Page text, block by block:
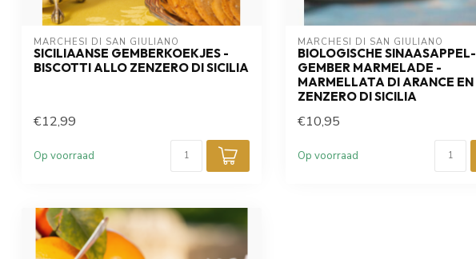
MARCHESI DI SAN GIULIANO
SICILIAANSE GEMBERKOEKJES -
BISCOTTI ALLO ZENZERO DI SICILIA
€12,99
Op voorraad
MARCHESI DI SAN GIULIANO
BIOLOGISCHE SINAASAPPEL-
GEMBER MARMELADE -
MARMELLATA DI ARANCE EN
ZENZERO DI SICILIA
€10,95
Op voorraad